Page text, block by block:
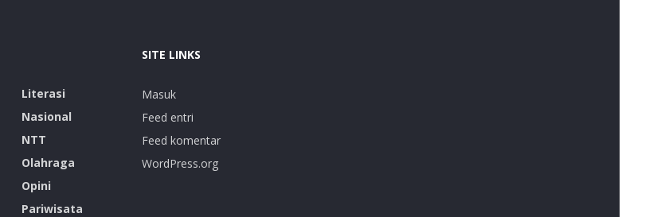
Literasi
Nasional
NTT
Olahraga
Opini
Pariwisata
SITE LINKS
Masuk
Feed entri
Feed komentar
WordPress.org